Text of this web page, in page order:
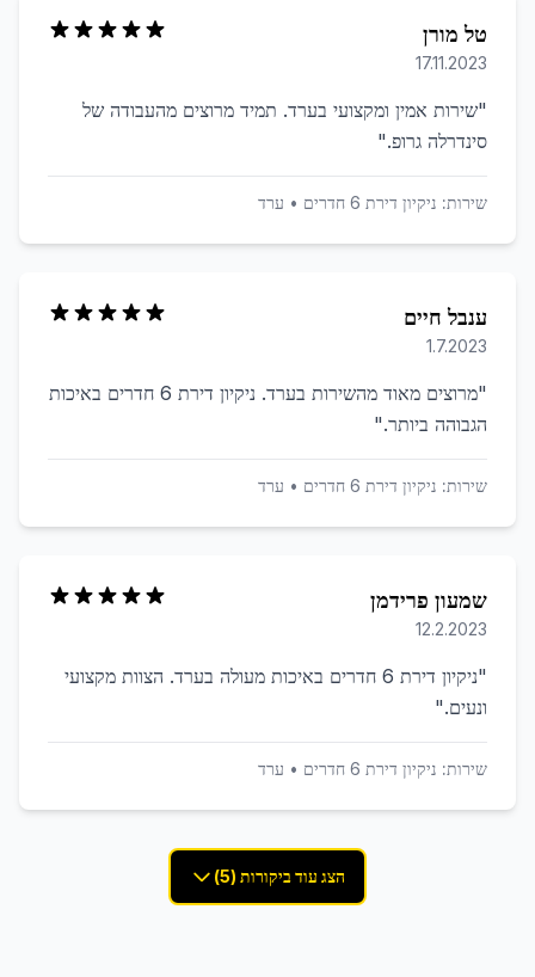
טל מורן
17.11.2023
"שירות אמין ומקצועי בערד. תמיד מרוצים מהעבודה של
סינדרלה גרופ."
שירות: ניקיון דירת 6 חדרים • ערד
ענבל חיים
1.7.2023
"
מרוצים מאוד מהשירות בערד. ניקיון דירת 6 חדרים באיכות
הגבוהה ביותר."
שירות: ניקיון דירת 6 חדרים • ערד
שמעון פרידמן
12.2.2023
"
ניקיון דירת 6 חדרים באיכות מעולה בערד. הצוות מקצועי
ונעים."
שירות: ניקיון דירת 6 חדרים • ערד
הצג עוד ביקורות (5)